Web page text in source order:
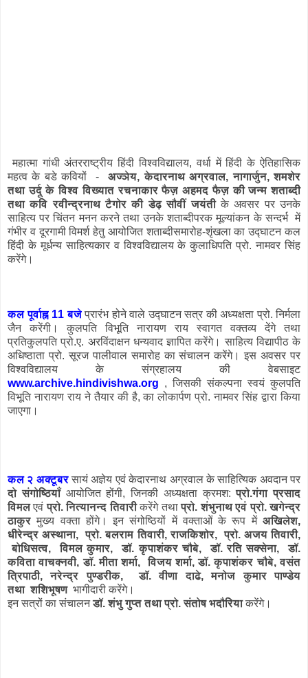
म‍हात्‍मा गांधी अंतरराष्‍ट्रीय हिंदी विश्‍वविद्यालय, वर्धा में हिंदी के ऐतिहासिक
महत्‍व के बडे कवियों -अज्ञेय, केदारनाथ अग्रवाल, नागार्जुन, शमशेर
तथा उर्दू के विश्‍व विख्‍यात रचनाकार फैज़ अहमद फैज़ की जन्‍म शताब्‍दी
तथा कवि रवीन्‍द्रनाथ टैगोर की डेढ़ सौवीं जयंतीके अवसर पर उनके
साहित्‍य पर चिंतन मनन करने तथा उनके शताब्‍दीपरक मूल्‍यांकन के सन्दर्भ में
गंभीर व दूरगामी विमर्श हेतु आयोजित शताब्‍दीसमारोह-शृंखला का उद्घाटन कल
हिंदी के मूर्धन्‍य साहित्‍यकार व विश्‍वविद्यालय के कुलाधिपति प्रो. नामवर सिं‍ह
करेंगे।
कल पूर्वाह्न 11 बजेप्रारंभ होने वाले उद्घाटन सत्र की अध्‍यक्षता प्रो. निर्मला
जैन करेंगी। कुलपति विभूति नारायण राय स्‍वागत वक्‍तव्‍य देंगे तथा
प्रतिकुलपति प्रो.ए. अरविंदाक्षन धन्‍यवाद ज्ञापित करेंगे। साहित्‍य विद्यापीठ के
अधिष्‍ठाता प्रो. सूरज पालीवाल समारोह का संचालन करेंगे। इस अवसर पर
विश्‍वविद्यालय के संग्रहालय की वेबसाइट
www.archive.hindivishwa.org , जिसकी संकल्‍पना स्‍वयं कुलपति
विभूति नारायण राय ने तैयार की है, का लोकार्पण प्रो. नामवर सिंह द्वारा किया
जाएगा।
कल २ अक्टूबरसायं अज्ञेय एवं केदारनाथ अग्रवाल के साहि‍त्यिक अवदान पर
दो संगोष्ठियाँ आयोजित होंगी, जिनकी अध्‍यक्षता क्रमश: प्रो.गंगा प्रसाद
विमलएवं प्रो. नित्‍यानन्‍द तिवारीकरेंगे तथाप्रो. शंभुनाथ एवं प्रो. खगेन्‍द्र
ठाकुर मुख्‍य वक्‍ता होंगे। इन संगोष्ठियों में वक्‍ताओं के रूप में अखिलेश,
धीरेन्द्र अस्थाना, प्रो. बलराम तिवारी, राजकिशोर, प्रो. अजय तिवारी,
बोधिसत्‍व, विमल कुमार, डॉ. कृपाशंकर चौबे, डॉ. रति सक्‍सेना,
डॉ.
कविता वाचक्नवी, डॉ. मीता शर्मा, विजय शर्मा, डॉ. कृपाशंकर चौबे, वसंत
त्रिपाठी, नरेन्‍द्र पुण्‍डरीक, डॉ. वीणा दाढे, मनोज कुमार पाण्‍डेय
तथा शशिभूषणभागीदारी करेंगे।
इन सत्रों का संचालनडॉ. शंभु गुप्‍त तथा प्रो. संतोष भदौरियाकरेंगे।